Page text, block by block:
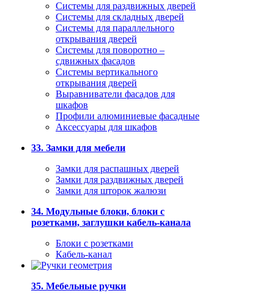
Системы для раздвижных дверей
Системы для складных дверей
Системы для параллельного
открывания дверей
Системы для поворотно –
сдвижных фасадов
Системы вертикального
открывания дверей
Выравниватели фасадов для
шкафов
Профили алюминиевые фасадные
Аксессуары для шкафов
33. Замки для мебели
Замки для распашных дверей
Замки для раздвижных дверей
Замки для шторок жалюзи
34. Модульные блоки, блоки с
розетками, заглушки кабель-канала
Блоки с розетками
Кабель-канал
35. Мебельные ручки